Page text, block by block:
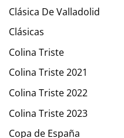
Clásica De Valladolid
Clásicas
Colina Triste
Colina Triste 2021
Colina Triste 2022
Colina Triste 2023
Copa de España